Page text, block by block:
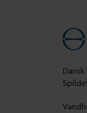
Dansk
Spilde
V